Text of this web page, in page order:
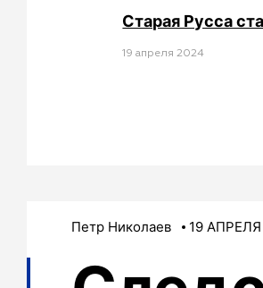
Старая Русса
19 апреля 2024
Петр Николаев 19 АПРЕЛЯ